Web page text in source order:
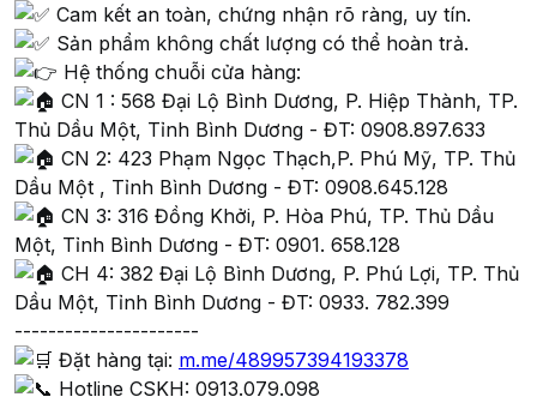
Cam kết an toàn, chứng nhận rõ ràng, uy tín.
Sản phẩm không chất lượng có thể hoàn trả.
Hệ thống chuỗi cửa hàng:
CN 1 : 568 Đại Lộ Bình Dương, P. Hiệp Thành, TP.
Thủ Dầu Một, Tỉnh Bình Dương - ĐT: 0908.897.633
CN 2: 423 Phạm Ngọc Thạch,P. Phú Mỹ, TP. Thủ
Dầu Một , Tỉnh Bình Dương - ĐT: 0908.645.128
CN 3: 316 Đồng Khởi, P. Hòa Phú, TP. Thủ Dầu
Một, Tỉnh Bình Dương - ĐT: 0901. 658.128
CH 4: 382 Đại Lộ Bình Dương, P. Phú Lợi, TP. Thủ
Dầu Một, Tỉnh Bình Dương - ĐT: 0933. 782.399
----------------------
Đặt hàng tại: m.me/489957394193378
Hotline CSKH: 0913.079.098